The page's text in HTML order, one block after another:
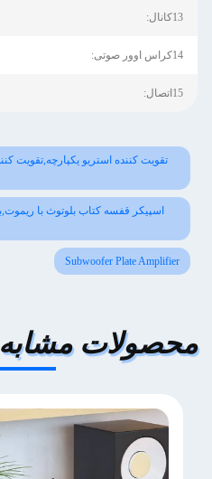
13کانال:
14کراس اوور صوتی:
15اتصال:
Subwoofer Plate Amplifier
محصولات مشابه